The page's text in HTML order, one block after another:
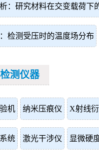
：研究材料在交变载荷下
检测受压时的温度场分布
检测仪器
机 纳米压痕仪 X射线
统 激光干涉仪 显微硬